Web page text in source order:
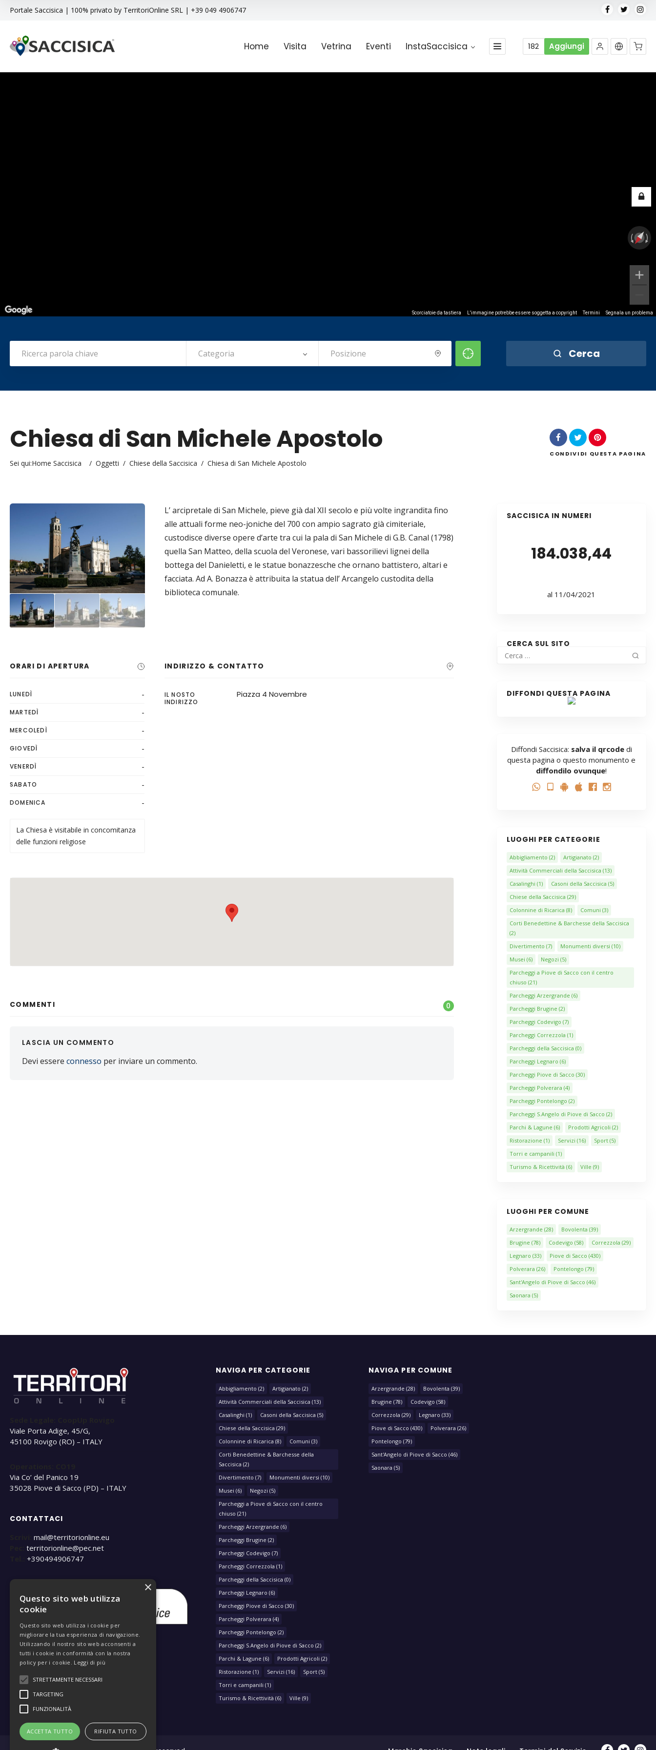
Portale Saccisica | 100% privato by TerritoriOnline SRL | +39 049 4906747
Home Visita Vetrina Eventi InstaSaccisica 182 Aggiungi
Scorciatoie da tastiera L'immagine potrebbe essere soggetta a copyright Termini Segnala un problema
Categoria Cerca
Chiesa di San Michele Apostolo
Sei qui:Home Saccisica / Oggetti / Chiese della Saccisica / Chiesa di San Michele Apostolo
CONDIVIDI QUESTA PAGINA
L’ arcipretale di San Michele, pieve già dal XII secolo e più volte ingrandita fino
alle attuali forme neo-joniche del 700 con ampio sagrato già cimiteriale,
custodisce diverse opere d’arte tra cui la pala di San Michele di G.B. Canal (1798)
quella San Matteo, della scuola del Veronese, vari bassorilievi lignei della
bottega del Danieletti, e le statue bonazzesche che ornano battistero, altari e
facciata. Ad A. Bonazza è attribuita la statua dell’ Arcangelo custodita della
biblioteca comunale.
ORARI DI APERTURA
LUNEDÌ -
MARTEDÌ -
MERCOLEDÌ -
GIOVEDÌ -
VENERDÌ -
SABATO -
DOMENICA -
La Chiesa è visitabile in concomitanza
delle funzioni religiose
INDIRIZZO & CONTATTO
IL NOSTO
INDIRIZZO
Piazza 4 Novembre
COMMENTI 0
LASCIA UN COMMENTO
Devi essere connesso per inviare un commento.
SACCISICA IN NUMERI
184.038,44
al 11/04/2021
CERCA SUL SITO
DIFFONDI QUESTA PAGINA
Diffondi Saccisica: salva il qrcodedi
questa pagina o questo monumento e
diffondilo ovunque!
LUOGHI PER CATEGORIE
Abbigliamento (2) Artigianato (2)
Attività Commerciali della Saccisica (13)
Casalinghi (1) Casoni della Saccisica (5)
Chiese della Saccisica (29)
Colonnine di Ricarica (8) Comuni (3)
Corti Benedettine & Barchesse della Saccisica
(2)
Divertimento (7) Monumenti diversi (10)
Musei (6) Negozi (5)
Parcheggi a Piove di Sacco con il centro
chiuso (21)
Parcheggi Arzergrande (6)
Parcheggi Brugine (2)
Parcheggi Codevigo (7)
Parcheggi Correzzola (1)
Parcheggi della Saccisica (0)
Parcheggi Legnaro (6)
Parcheggi Piove di Sacco (30)
Parcheggi Polverara (4)
Parcheggi Pontelongo (2)
Parcheggi S.Angelo di Piove di Sacco (2)
Parchi & Lagune (6) Prodotti Agricoli (2)
Ristorazione (1) Servizi (16) Sport(5)
Torri e campanili (1)
Turismo & Ricettività (6) Ville (9)
LUOGHI PER COMUNE
Arzergrande (28) Bovolenta (39)
Brugine (78) Codevigo (58) Correzzola (29)
Legnaro (33) Piove di Sacco (430)
Polverara (26) Pontelongo (79)
Sant'Angelo di Piove di Sacco (46)
Saonara (5)
Viale Porta Adige, 45/G,
45100 Rovigo (RO) – ITALY
Via Co’ del Panico 19
35028 Piove di Sacco (PD) – ITALY
CONTATTACI
mail@territorionline.eu
territorionline@pec.net
+390494906747
NAVIGA PER CATEGORIE
Abbigliamento (2) Artigianato (2)
Attività Commerciali della Saccisica (13)
Casalinghi (1) Casoni della Saccisica (5)
Chiese della Saccisica (29)
Colonnine di Ricarica (8) Comuni (3)
Corti Benedettine & Barchesse della
Saccisica (2)
Divertimento (7) Monumenti diversi (10)
Musei (6) Negozi (5)
Parcheggi a Piove di Sacco con il centro
chiuso (21)
Parcheggi Arzergrande (6)
Parcheggi Brugine (2)
Parcheggi Codevigo (7)
Parcheggi Correzzola (1)
Parcheggi della Saccisica (0)
Parcheggi Legnaro (6)
Parcheggi Piove di Sacco (30)
Parcheggi Polverara (4)
Parcheggi Pontelongo (2)
Parcheggi S.Angelo di Piove di Sacco (2)
Parchi & Lagune (6) Prodotti Agricoli (2)
Ristorazione (1) Servizi (16) Sport (5)
Torri e campanili (1)
Turismo & Ricettività (6) Ville (9)
NAVIGA PER COMUNE
Arzergrande (28) Bovolenta (39)
Brugine (78) Codevigo (58)
Correzzola (29) Legnaro (33)
Piove di Sacco (430) Polverara (26)
Pontelongo (79)
Sant'Angelo di Piove di Sacco (46)
Saonara (5)
×
Questo sito web utilizza
cookie
Questo sito web utilizza i cookie per
migliorare la tua esperienza di navigazione.
Utilizzando il nostro sito web acconsenti a
tutti i cookie in conformità con la nostra
policy per i cookie. Leggi di più
STRETTAMENTE NECESSARI
TARGETING
FUNZIONALITÀ
ACCETTA TUTTO RIFIUTA TUTTO